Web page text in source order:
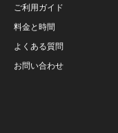
ご利用ガイド
料金と時間
よくある質問
お問い合わせ